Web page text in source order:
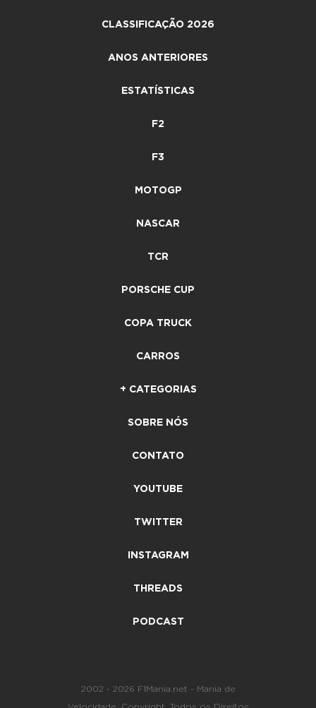
CLASSIFICAÇÃO 2026
ANOS ANTERIORES
ESTATÍSTICAS
F2
F3
MOTOGP
NASCAR
TCR
PORSCHE CUP
COPA TRUCK
CARROS
+ CATEGORIAS
SOBRE NÓS
CONTATO
YOUTUBE
TWITTER
INSTAGRAM
THREADS
PODCAST
2002 - 2026 F1Mania.net - Mania de
Velocidade. Copyright. Todos os Direitos